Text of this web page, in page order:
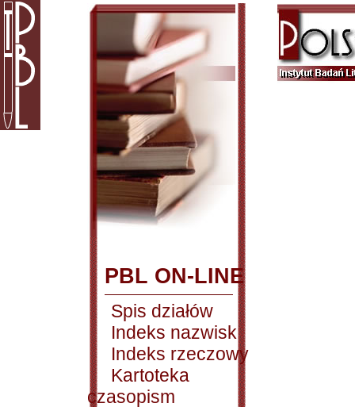
PBL ON-LINE
Spis działów
Indeks nazwisk
Indeks rzeczowy
Kartoteka
czasopism